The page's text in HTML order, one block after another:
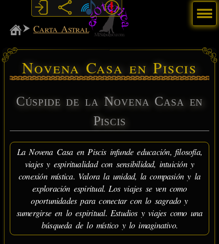
MiSabueso
Carta Astral
Novena Casa en Piscis
Cúspide de la Novena Casa en
Piscis
La Novena Casa en Piscis infunde educación, filosofía,
viajes y espiritualidad con sensibilidad, intuición y
conexión mística. Valora la unidad, la compasión y la
exploración espiritual. Los viajes se ven como
oportunidades para conectar con lo sagrado y
sumergirse en lo espiritual. Estudios y viajes como una
búsqueda de lo místico y lo imaginativo.
Menú